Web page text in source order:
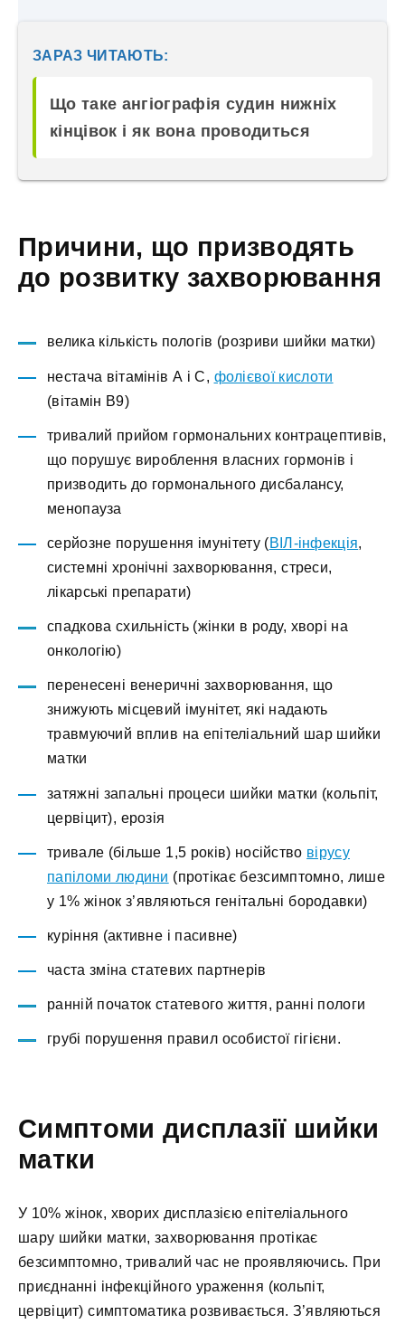
ЗАРАЗ ЧИТАЮТЬ:
Що таке ангіографія судин нижніх
кінцівок і як вона проводиться
Причини, що призводять
до розвитку захворювання
велика кількість пологів (розриви шийки матки)
нестача вітамінів А і С, фолієвої кислоти
(вітамін В9)
тривалий прийом гормональних контрацептивів,
що порушує вироблення власних гормонів і
призводить до гормонального дисбалансу,
менопауза
серйозне порушення імунітету (ВІЛ-інфекція,
системні хронічні захворювання, стреси,
лікарські препарати)
спадкова схильність (жінки в роду, хворі на
онкологію)
перенесені венеричні захворювання, що
знижують місцевий імунітет, які надають
травмуючий вплив на епітеліальний шар шийки
матки
затяжні запальні процеси шийки матки (кольпіт,
цервіцит), ерозія
тривале (більше 1,5 років) носійство вірусу
папіломи людини (протікає безсимптомно, лише
у 1% жінок з’являються генітальні бородавки)
куріння (активне і пасивне)
часта зміна статевих партнерів
ранній початок статевого життя, ранні пологи
грубі порушення правил особистої гігієни.
Симптоми дисплазії шийки
матки
У 10% жінок, хворих дисплазією епітеліального
шару шийки матки, захворювання протікає
безсимптомно, тривалий час не проявляючись. При
приєднанні інфекційного ураження (кольпіт,
цервіцит) симптоматика розвивається. З’являються